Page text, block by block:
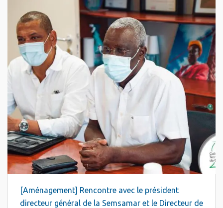
[Aménagement] Rencontre avec le président
directeur général de la Semsamar et le Directeur de